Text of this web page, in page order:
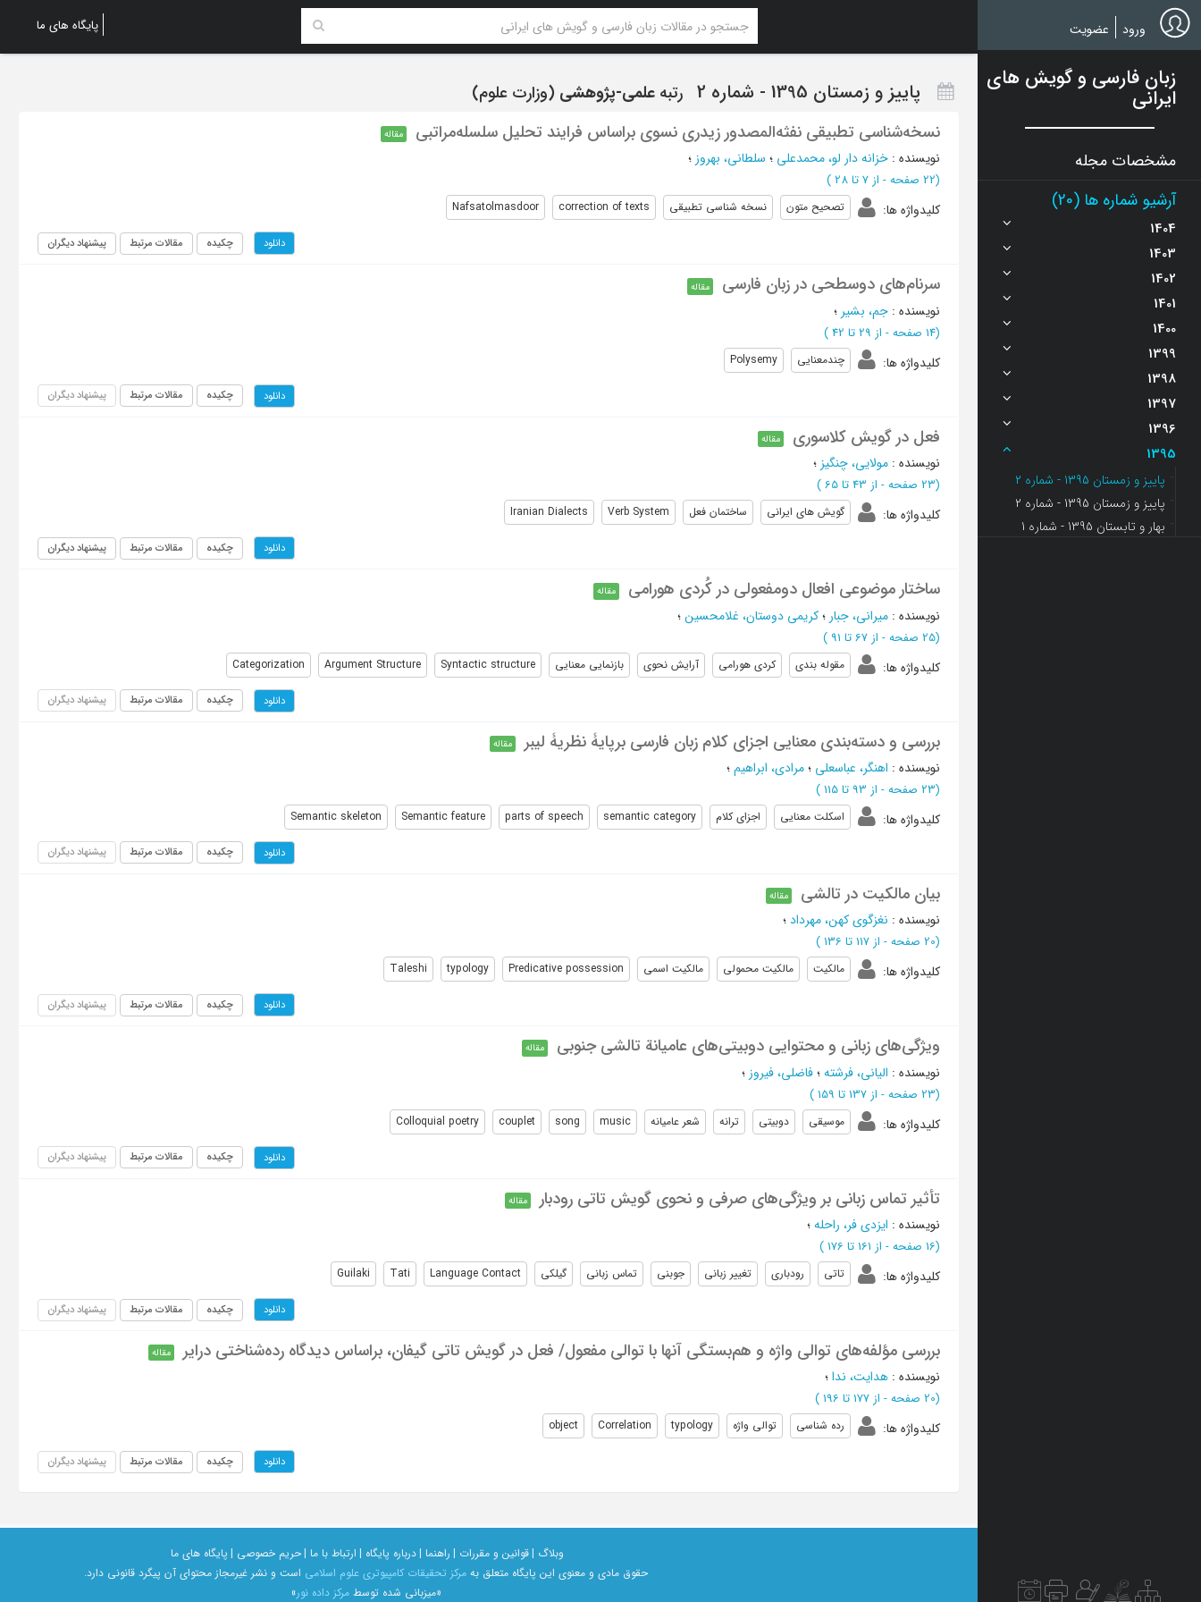
Skip
to
main
پایگاه های ما ورود عضویت
زبان فارسی و گویش های
ایرانی
مشخصات مجله
آرشیو شماره ها (20)
1404
1403
1402
1401
1400
1399
1398
1397
1396
1395
پاییز و زمستان 1395 - شماره 2
پاییز و زمستان 1395 - شماره 2
بهار و تابستان 1395 - شماره 1
پاییز و زمستان 1395 - شماره 2 رتبه علمی-پژوهشی (وزارت علوم)
نسخه‌شناسی تطبیقی نفثه‌المصدور زیدری نسوی براساس فرایند تحلیل سلسله‌مراتبی
مقاله
نویسنده : خزانه دار لو، محمدعلی ؛ سلطانی، بهروز ؛
(‎22 صفحه - از 7 تا 28 )
کلیدواژه ها: تصحیح متون نسخه شناسی تطبیقی correction of texts
Nafsatolmasdoor
دانلود چکیده مقالات مرتبط پیشنهاد دیگران
سرنام‌های دوسطحی در زبان فارسی مقاله
نویسنده : جم، بشیر ؛
(‎14 صفحه - از 29 تا 42 )
کلیدواژه ها: چندمعنایی Polysemy
دانلود چکیده مقالات مرتبط پیشنهاد دیگران
فعل در گویش کلاسوری مقاله
نویسنده : مولایی، چنگیز ؛
(‎23 صفحه - از 43 تا 65 )
کلیدواژه ها: گویش های ایرانی ساختمان فعل Verb System
Iranian Dialects
دانلود چکیده مقالات مرتبط پیشنهاد دیگران
ساختار موضوعی افعال دومفعولی در کُردی هورامی مقاله
نویسنده : میرانی، جبار ؛کریمی دوستان، غلامحسین؛
(‎25 صفحه - از 67 تا 91 )
کلیدواژه ها: مقوله بندی کردی هورامی آرایش نحوی بازنمایی معنایی Syntactic structure
Argument Structure
Categorization
دانلود چکیده مقالات مرتبط پیشنهاد دیگران
بررسی و دسته‌بندی معنایی اجزای کلام زبان فارسی برپایۀ نظریۀ لیبر مقاله
نویسنده : اهنگر، عباسعلی ؛مرادی، ابراهیم؛
(‎23 صفحه - از 93 تا 115 )
کلیدواژه ها: اسکلت معنایی اجزای کلام semantic category
parts of speech
Semantic feature
Semantic skeleton
دانلود چکیده مقالات مرتبط پیشنهاد دیگران
بیان مالکیت در تالشی مقاله
نویسنده : نغزگوی کهن، مهرداد؛
(‎20 صفحه - از 117 تا 136 )
کلیدواژه ها: مالکیت مالکیت محمولی مالکیت اسمی Predicative possession
typology
Taleshi
دانلود چکیده مقالات مرتبط پیشنهاد دیگران
ویژگی‌های زبانی و محتوایی دوبیتی‌های عامیانة تالشی جنوبی مقاله
نویسنده : الیانی، فرشته؛فاضلی، فیروز ؛
(‎23 صفحه - از 137 تا 159 )
کلیدواژه ها: موسیقی دوبیتی ترانه شعر عامیانه music
song
couplet
Colloquial poetry
دانلود چکیده مقالات مرتبط پیشنهاد دیگران
تأثیر تماس زبانی بر ویژگی‌های صرفی و نحوی گویش تاتی رودبار مقاله
نویسنده : ایزدی فر، راحله؛
(‎16 صفحه - از 161 تا 176 )
کلیدواژه ها: تاتی رودباری تغییر زبانی جوبنی تماس زبانی گیلکی Language Contact
Tati
Guilaki
دانلود چکیده مقالات مرتبط پیشنهاد دیگران
بررسی مؤلفه‌های توالی واژه‌ و هم‌بستگی آنها با توالی مفعول/ فعل در گویش تاتی گیفان، براساس دیدگاه رده‌شناختی درایر مقاله
نویسنده : هدایت، ندا؛
(‎20 صفحه - از 177 تا 196 )
کلیدواژه ها: رده شناسی توالی واژه typology
Correlation
object
دانلود چکیده مقالات مرتبط پیشنهاد دیگران
وبلاگ |قوانین و مقررات | راهنما |درباره پایگاه | ارتباط با ما |حریم خصوصی | پایگاه های ما
حقوق مادی و معنوی اين پايگاه متعلق به مرکز تحقیقات کامپیوتری علوم اسلامی است و نشر غیرمجاز محتوای آن پیگرد قانونی دارد.
«میزبانی شده توسطمرکز داده نور»